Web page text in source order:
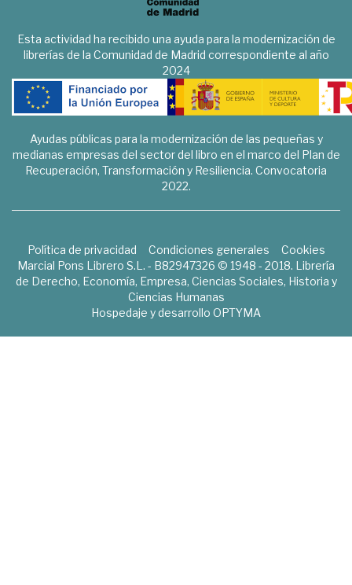
Esta actividad ha recibido una ayuda para la modernización de
librerías de la Comunidad de Madrid correspondiente al año
2024
Ayudas públicas para la modernización de las pequeñas y
medianas empresas del sector del libro en el marco del Plan de
Recuperación, Transformación y Resiliencia. Convocatoria
2022.
Política de privacidad Condiciones generales
Cookies
Marcial Pons Librero S.L. - B82947326 © 1948 - 2018. Librería
de Derecho, Economía, Empresa, Ciencias Sociales, Historia y
Ciencias Humanas
Hospedaje y desarrollo OPTYMA